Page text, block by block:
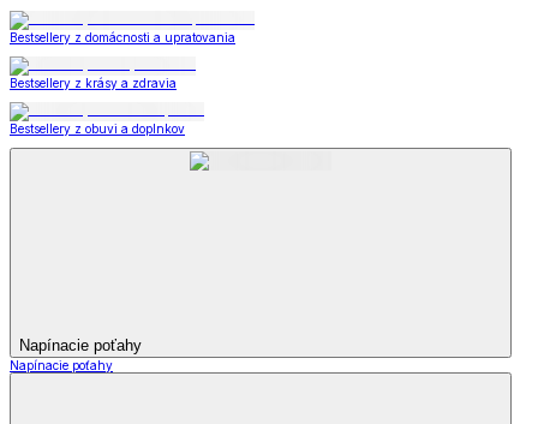
Bestsellery z domácnosti a upratovania
Bestsellery z krásy a zdravia
Bestsellery z obuvi a doplnkov
Napínacie poťahy
Napínacie poťahy